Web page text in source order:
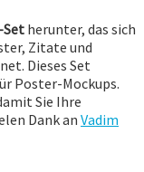
herunter, das sich
Zitate und
Dieses Set
Poster-Mockups.
Sie Ihre
Dank an Vadim